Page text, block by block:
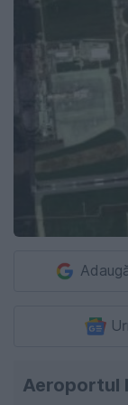
Aeroportul